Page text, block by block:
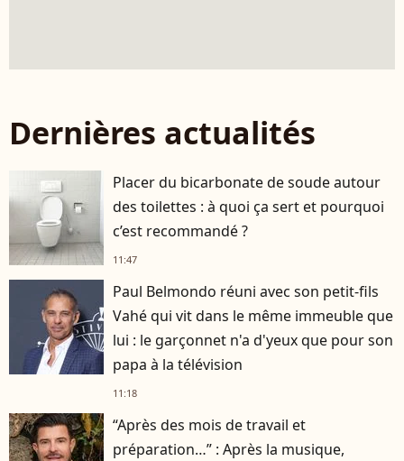
Dernières actualités
Placer du bicarbonate de soude autour
des toilettes : à quoi ça sert et pourquoi
c’est recommandé ?
11:47
Paul Belmondo réuni avec son petit-fils
Vahé qui vit dans le même immeuble que
lui : le garçonnet n'a d'yeux que pour son
papa à la télévision
11:18
“Après des mois de travail et
préparation…” : Après la musique,